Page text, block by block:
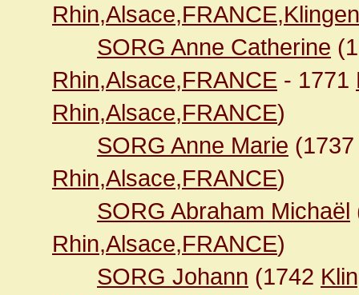
SORG Anne Catherine
Rhin,Alsace,FRANCE - 1771
Rhin,Alsace,FRANCE)
SORG Anne Marie
Rhin,Alsace,FRANCE)
SORG Abraham Michaël
Rhin,Alsace,FRANCE)
SORG Johann (1742